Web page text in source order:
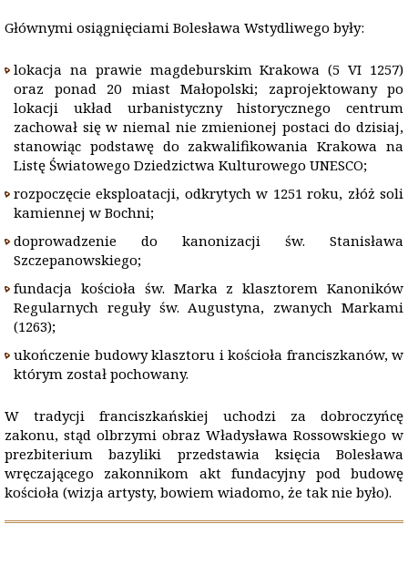
Głównymi osiągnięciami Bolesława Wstydliwego były:
lokacja na prawie magdeburskim Krakowa (5 VI 1257)
oraz ponad 20 miast Małopolski; zaprojektowany po
lokacji układ urbanistyczny historycznego centrum
zachował się w niemal nie zmienionej postaci do dzisiaj,
stanowiąc podstawę do zakwalifikowania Krakowa na
Listę Światowego Dziedzictwa Kulturowego UNESCO;
rozpoczęcie eksploatacji, odkrytych w 1251 roku, złóż soli
kamiennej w Bochni;
doprowadzenie do kanonizacji św. Stanisława
Szczepanowskiego;
fundacja kościoła św. Marka z klasztorem Kanoników
Regularnych reguły św. Augustyna, zwanych Markami
(1263);
ukończenie budowy klasztoru i kościoła franciszkanów, w
którym został pochowany.
W tradycji franciszkańskiej uchodzi za dobroczyńcę
zakonu, stąd olbrzymi obraz Władysława Rossowskiego w
prezbiterium bazyliki przedstawia księcia Bolesława
wręczającego zakonnikom akt fundacyjny pod budowę
kościoła (wizja artysty, bowiem wiadomo, że tak nie było).